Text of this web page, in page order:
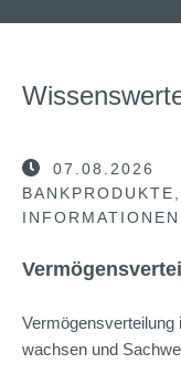
07.08.2026
BANKPRODUKTE
INFORMATIONEN
Vermögensverteilung
wachsen und